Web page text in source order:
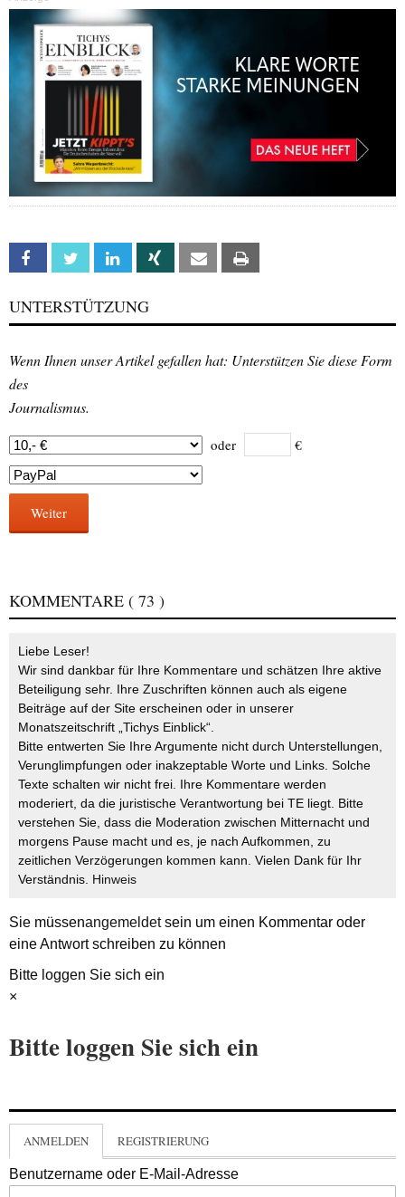
Facebook Twitter Linkedin Xing Email
UNTERSTÜTZUNG
Wenn Ihnen unser Artikel gefallen hat: Unterstützen Sie diese Form
des
Journalismus.
oder €
Weiter
KOMMENTARE ( 73 )
Liebe Leser!
Wir sind dankbar für Ihre Kommentare und schätzen Ihre aktive
Beteiligung sehr. Ihre Zuschriften können auch als eigene
Beiträge auf der Site erscheinen oder in unserer
Monatszeitschrift „Tichys Einblick“.
Bitte entwerten Sie Ihre Argumente nicht durch Unterstellungen,
Verunglimpfungen oder inakzeptable Worte und Links. Solche
Texte schalten wir nicht frei. Ihre Kommentare werden
moderiert, da die juristische Verantwortung bei TE liegt. Bitte
verstehen Sie, dass die Moderation zwischen Mitternacht und
morgens Pause macht und es, je nach Aufkommen, zu
zeitlichen Verzögerungen kommen kann. Vielen Dank für Ihr
Verständnis. Hinweis
Sie müssenangemeldetsein um einen Kommentar oder
eine Antwort schreiben zu können
Bitte loggen Sie sich ein
×
Bitte loggen Sie sich ein
ANMELDEN REGISTRIERUNG
Benutzername oder E-Mail-Adresse